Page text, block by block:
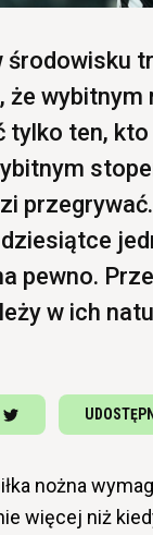
środowisku
że wybitnym
tylko ten, kto
pewno.
w ich
nożna
więcej niż